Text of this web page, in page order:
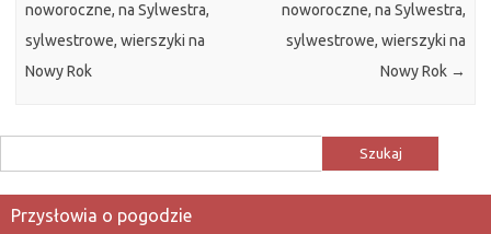
noworoczne, na Sylwestra,
sylwestrowe, wierszyki na
Nowy Rok
noworoczne, na Sylwestra,
sylwestrowe, wierszyki na
Nowy Rok →
Przysłowia o pogodzie